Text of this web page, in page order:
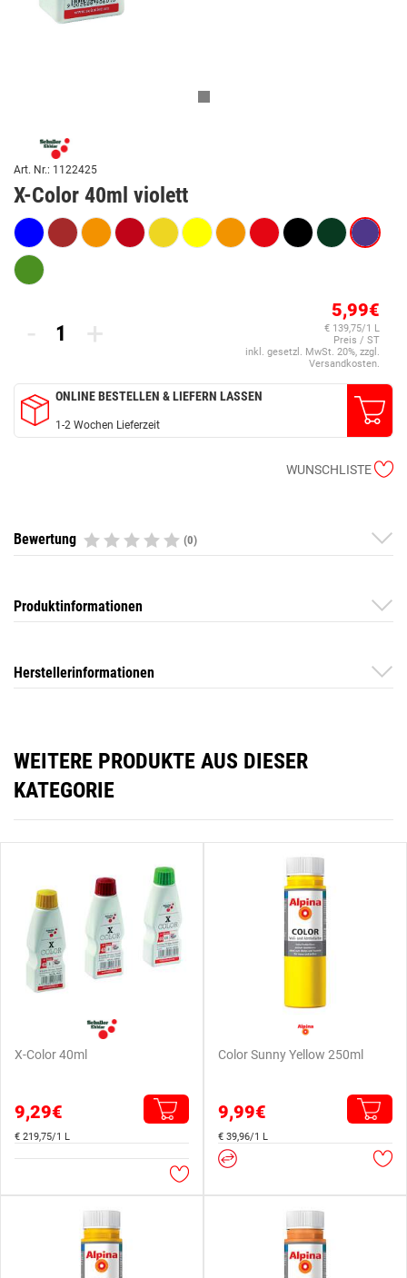
Art. Nr.: 1122425
X-Color 40ml violett
- +
5,99€
€ 139,75/1 L
Preis / ST
inkl. gesetzl. MwSt. 20%, zzgl.
Versandkosten.
ONLINE BESTELLEN & LIEFERN LASSEN
1-2 Wochen Lieferzeit
WUNSCHLISTE
Bewertung (0)
Produktinformationen
Herstellerinformationen
WEITERE PRODUKTE AUS DIESER
KATEGORIE
X-Color 40ml
9,29€
€ 219,75/1 L
Color Sunny Yellow 250ml
9,99€
€ 39,96/1 L